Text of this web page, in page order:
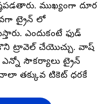
ముఖ్యంగా దూర
ట్రైన్ లో
ఎందుకంటే ఫుడ్
ట్రావెల్ చేయొచ్చు. వాష్
సౌకర్యాలు ట్రైన్
తక్కువ టికెట్ ధరకే